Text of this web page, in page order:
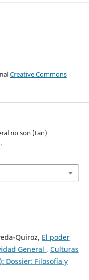
Creative Commons
no son (tan)
Quiroz, El poder
General , Culturas
Dossier: Filosofía y